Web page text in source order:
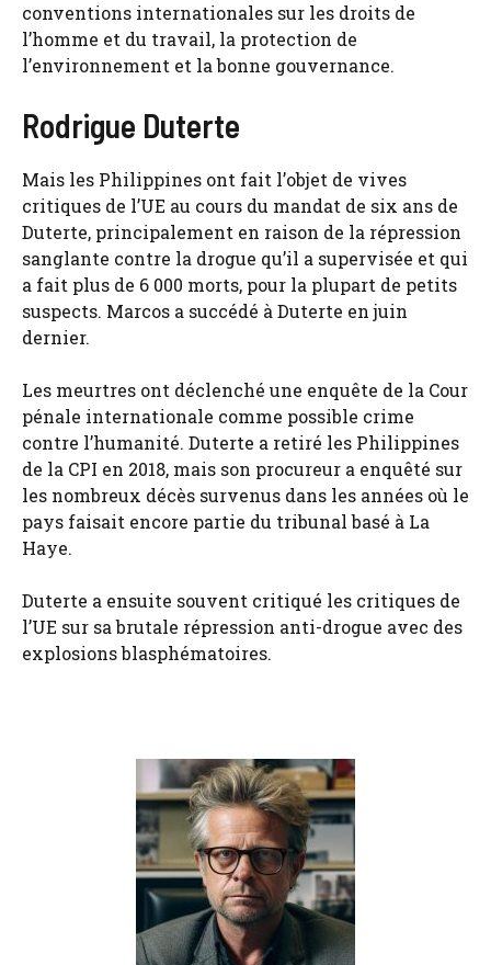
conventions internationales sur les droits de
l’homme et du travail, la protection de
l’environnement et la bonne gouvernance.
Rodrigue Duterte
Mais les Philippines ont fait l’objet de vives
critiques de l’UE au cours du mandat de six ans de
Duterte, principalement en raison de la répression
sanglante contre la drogue qu’il a supervisée et qui
a fait plus de 6 000 morts, pour la plupart de petits
suspects. Marcos a succédé à Duterte en juin
dernier.
Les meurtres ont déclenché une enquête de la Cour
pénale internationale comme possible crime
contre l’humanité. Duterte a retiré les Philippines
de la CPI en 2018, mais son procureur a enquêté sur
les nombreux décès survenus dans les années où le
pays faisait encore partie du tribunal basé à La
Haye.
Duterte a ensuite souvent critiqué les critiques de
l’UE sur sa brutale répression anti-drogue avec des
explosions blasphématoires.